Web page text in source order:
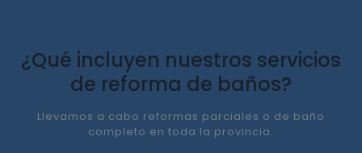
¿Qué incluyen nuestros servicios
de reforma de baños?
Llevamos a cabo reformas parciales o de baño
completo en toda la provincia.